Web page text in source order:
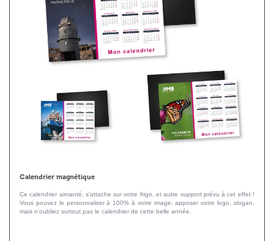
Calendrier magnétique
Ce calendrier aimanté, s’attache sur votre frigo, et autre support prévu à cet effet !
Vous pouvez le personnaliser à 100% à votre image, apposer votre logo, slogan,
mais n’oubliez surtout pas le calendrier de cette belle année.